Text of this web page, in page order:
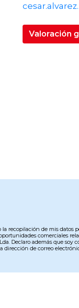
Valoración
recopilación de mis datos
comerciales
Declaro además que
de correo